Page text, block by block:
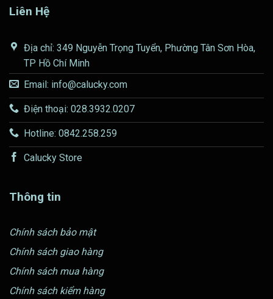
Liên Hệ
Địa chỉ: 349 Nguyễn Trọng Tuyển, Phường Tân Sơn Hòa,
TP Hồ Chí Minh
Email: info@calucky.com
Điện thoại: 028.3932.0207
Hotline: 0842.258.259
Calucky Store
Thông tin
Chính sách bảo mật
Chính sách giao hàng
Chính sách mua hàng
Chính sách kiểm hàng